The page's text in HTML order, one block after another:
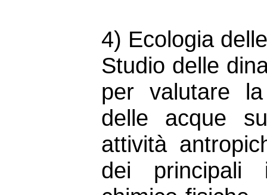
4) Ecologia
Studio delle
per valutare
delle acque
attività
dei principali